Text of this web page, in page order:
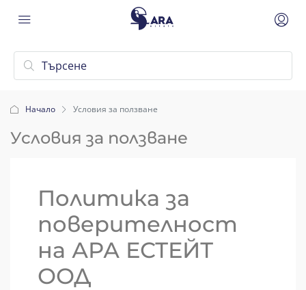
Начало Условия за ползване
Условия за ползване
Политика за
поверителност
на АРА ЕСТЕЙТ
ООД